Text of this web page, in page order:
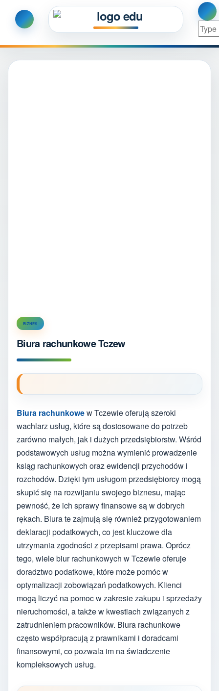
BIZNES
Biura rachunkowe Tczew
Biura rachunkowew Tczewie oferują szeroki
wachlarz usług, które są dostosowane do potrzeb
zarówno małych, jak i dużych przedsiębiorstw. Wśród
podstawowych usług można wymienić prowadzenie
ksiąg rachunkowych oraz ewidencji przychodów i
rozchodów. Dzięki tym usługom przedsiębiorcy mogą
skupić się na rozwijaniu swojego biznesu, mając
pewność, że ich sprawy finansowe są w dobrych
rękach. Biura te zajmują się również przygotowaniem
deklaracji podatkowych, co jest kluczowe dla
utrzymania zgodności z przepisami prawa. Oprócz
tego, wiele biur rachunkowych w Tczewie oferuje
doradztwo podatkowe, które może pomóc w
optymalizacji zobowiązań podatkowych. Klienci
mogą liczyć na pomoc w zakresie zakupu i sprzedaży
nieruchomości, a także w kwestiach związanych z
zatrudnieniem pracowników. Biura rachunkowe
często współpracują z prawnikami i doradcami
finansowymi, co pozwala im na świadczenie
kompleksowych usług.